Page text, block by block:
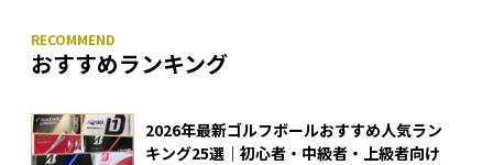
おすすめランキング
2026年最新ゴルフボールおすすめ人気ラン
キング25選｜初心者・中級者・上級者向け